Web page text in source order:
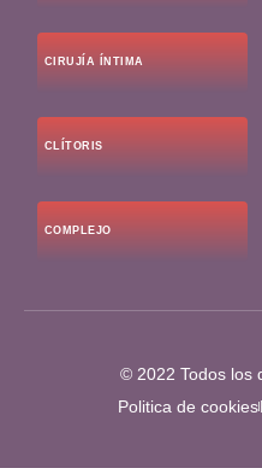
CIRUJÍA ÍNTIMA
CLÍTORIS
COMPLEJO
© 2022 Todos los
Politica de cookies